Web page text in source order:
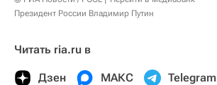
Президент России Владимир Путин
Читать ria.ru в
Дзен МАКС Telegram